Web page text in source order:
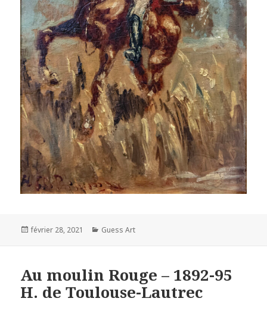
Posted
février 28, 2021 Categories
Guess Art
Au moulin Rouge – 1892-95
H. de Toulouse-Lautrec